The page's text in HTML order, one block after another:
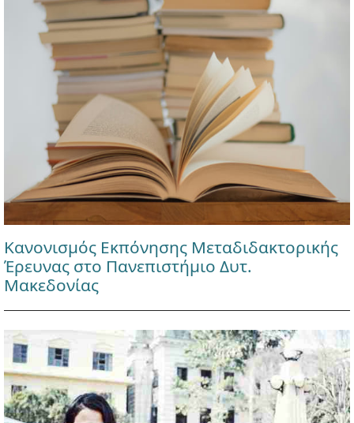
Κανονισμός Εκπόνησης Μεταδιδακτορικής
Έρευνας στο Πανεπιστήμιο Δυτ.
Μακεδονίας